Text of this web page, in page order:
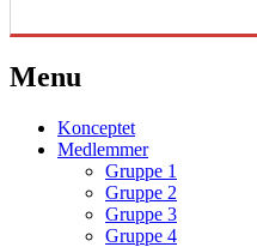
Menu
Konceptet
Medlemmer
Gruppe 1
Gruppe 2
Gruppe 3
Gruppe 4